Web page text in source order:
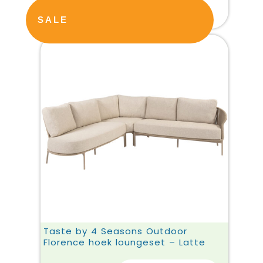
SALE
Taste by 4 Seasons Outdoor
Florence hoek loungeset – Latte